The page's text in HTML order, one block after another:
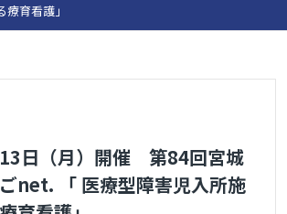
育看護」
日（月）開催 第84回宮城
net. 「 医療型障害児入所施